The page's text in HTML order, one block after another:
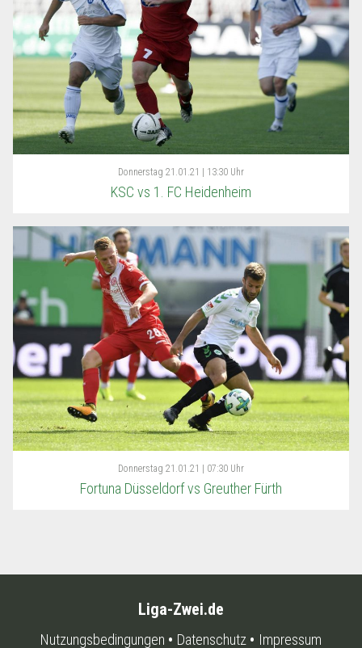
Donnerstag 21.01.21 | 13:30 Uhr
KSC vs 1. FC Heidenheim
Donnerstag 21.01.21 | 07:30 Uhr
Fortuna Düsseldorf vs Greuther Fürth
Liga-Zwei.de
Nutzungsbedingungen Datenschutz Impressum